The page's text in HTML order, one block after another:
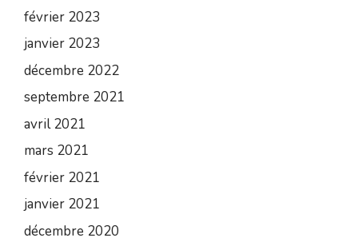
février 2023
janvier 2023
décembre 2022
septembre 2021
avril 2021
mars 2021
février 2021
janvier 2021
décembre 2020